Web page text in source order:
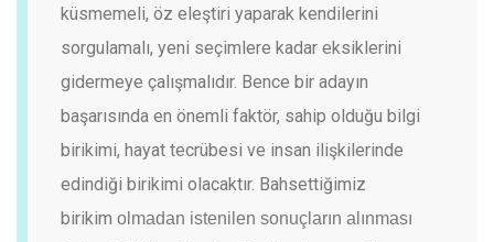
küsmemeli, öz eleştiri yaparak kendilerini
sorgulamalı, yeni seçimlere kadar eksiklerini
gidermeye çalışmalıdır. Bence bir adayın
başarısında en önemli faktör, sahip olduğu bilgi
birikimi, hayat tecrübesi ve insan ilişkilerinde
edindiği birikimi olacaktır. Bahsettiğimiz
birikim olmadan istenilen sonuçların alınması